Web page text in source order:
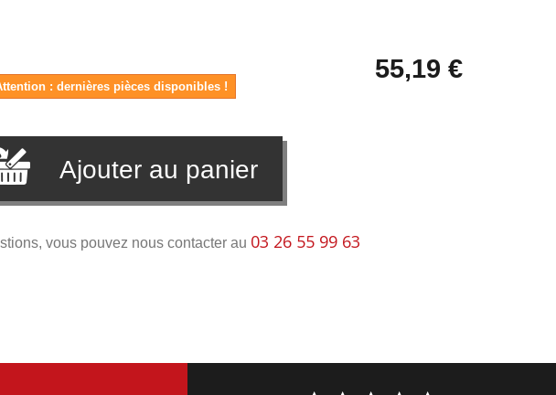
: dernières pièces disponibles !
55,19 €
Ajouter au panier
vous pouvez nous contacter au 03 26 55 99 63